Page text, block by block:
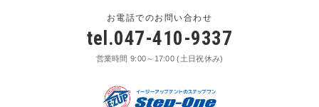
お電話でのお問い合わせ
tel.047-410-9337
営業時間 9:00～17:00 (土日祝休み)